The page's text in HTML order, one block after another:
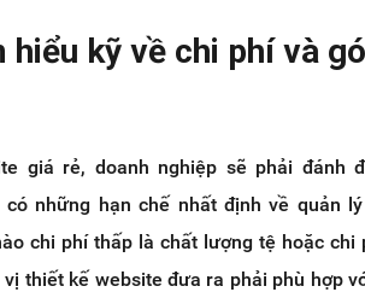
kỹ về chi phí và
giá rẻ, doanh nghiệp sẽ phải đánh
những hạn chế nhất định về quản
chi phí thấp là chất lượng tệ hoặc chi
thiết kế website đưa ra phải phù hợp